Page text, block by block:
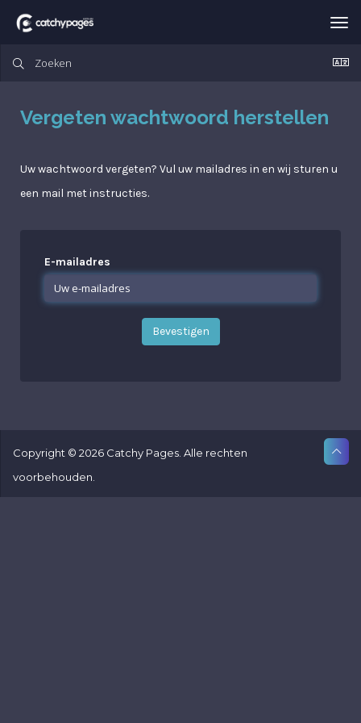
Vergeten wachtwoord herstellen
Uw wachtwoord vergeten? Vul uw mailadres in en wij sturen u
een mail met instructies.
E-mailadres
Bevestigen
Copyright © 2026 Catchy Pages. Alle rechten
voorbehouden.